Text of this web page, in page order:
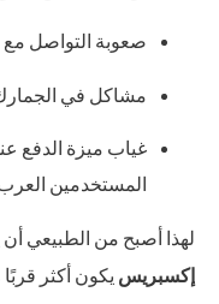
صعوبة التواصل مع
مشاكل في الجمارك
غياب ميزة الدفع
المستخدمين
لهذا أصبح من الطبيعي
إكسبريس يكون أكثر